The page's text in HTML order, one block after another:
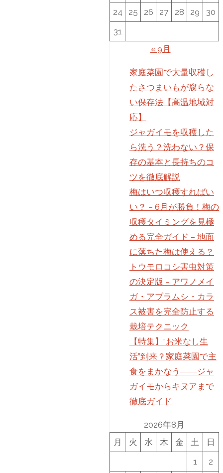
24
25 26 27 28 29
30
31
« 9月
家庭菜園で大量収穫し
たさつまいもが腐らな
い保存法【高温地域対
応】
ジャガイモを収穫した
ら洗う？洗わない？保
存の基本と長持ちのコ
ツを徹底解説
梅はいつ収穫すればい
い？ – 6月が勝負！梅の
収穫タイミングを見極
める完全ガイド – 地面
に落ちた梅は使える？
トウモロコシ害虫対策
の決定版 – アワノメイ
ガ・アブラムシ・カラ
ス被害を完全防止する
栽培テクニック
【特集】“お米なし生
活”到来？家庭菜園で主
食をまかなう――ジャ
ガイモからキヌアまで
徹底ガイド
2026年8月
月
火 水 木 金 土
日
1
2